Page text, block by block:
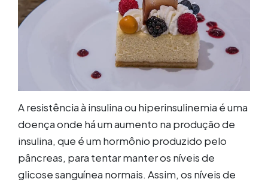
A resistência à insulina ou hiperinsulinemia é uma
doença onde há um aumento na produção de
insulina, que é um hormônio produzido pelo
pâncreas, para tentar manter os níveis de
glicose sanguínea normais. Assim, os níveis de